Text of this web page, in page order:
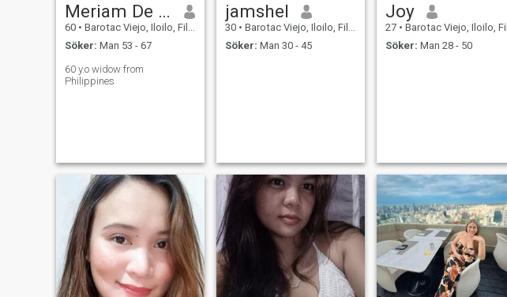
Meriam De la Cruz
60 • Barotac Viejo, Iloilo, Filippinerna
Söker: Man 53 - 67
60 y.o widow from
Philippines
jamshel
30 • Barotac Viejo, Iloilo, Filippinerna
Söker: Man 30 - 45
Joy
27 • Barotac Viejo, Iloilo, Filippinerna
Söker: Man 28 - 50